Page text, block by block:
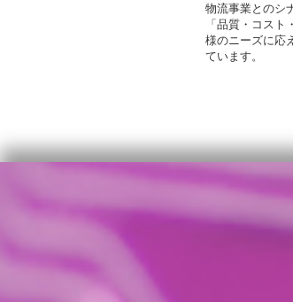
物流事業とのシ
「品質・コス
様のニーズに応
ています。